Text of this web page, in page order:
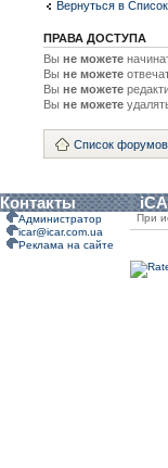
Вернуться в
ПРАВА ДОСТУПА
Вы не можете
Вы не можете
Вы не можете
Вы не можете
Список форумов
Контакты
Администратор
icar@icar.com.ua
Реклама на сайте
При